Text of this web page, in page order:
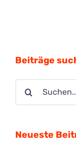
Beiträge
Suche
Neueste